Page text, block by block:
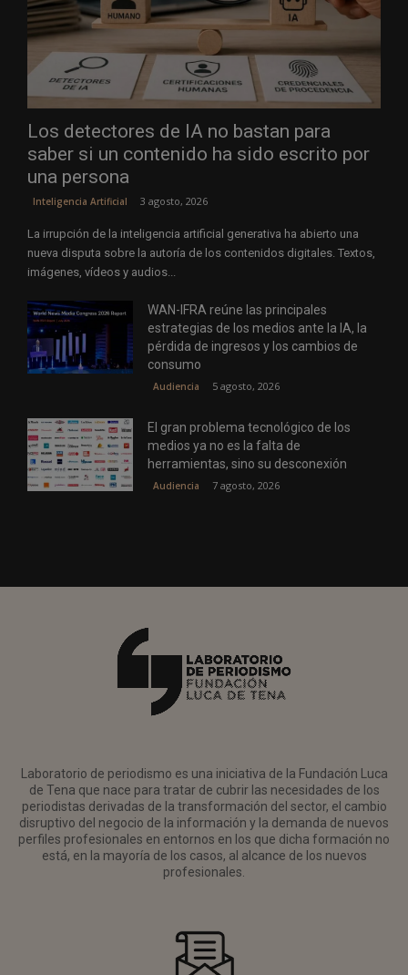
Los detectores de IA no bastan para
saber si un contenido ha sido escrito por
una persona
Inteligencia Artificial 3 agosto, 2026
La irrupción de la inteligencia artificial generativa ha abierto una
nueva disputa sobre la autoría de los contenidos digitales. Textos,
imágenes, vídeos y audios...
WAN-IFRA reúne las principales
estrategias de los medios ante la IA, la
pérdida de ingresos y los cambios de
consumo
Audiencia 5 agosto, 2026
El gran problema tecnológico de los
medios ya no es la falta de
herramientas, sino su desconexión
Audiencia 7 agosto, 2026
Laboratorio de periodismo es una iniciativa de la Fundación Luca
de Tena que nace para tratar de cubrir las necesidades de los
periodistas derivadas de la transformación del sector, el cambio
disruptivo del negocio de la información y la demanda de nuevos
perfiles profesionales en entornos en los que dicha formación no
está, en la mayoría de los casos, al alcance de los nuevos
profesionales.